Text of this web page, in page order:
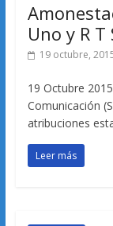
Uno y R T
19 octubre,
19 Octubre
Comunicación
atribuciones
Leer más